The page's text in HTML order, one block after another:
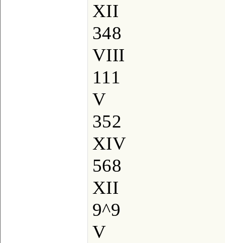
XII
348
VIII
111
V
352
XIV
568
XII
9^9
V